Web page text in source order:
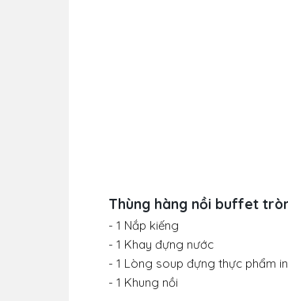
Thùng hàng nồi buffet
- 1 Nắp kiếng
- 1 Khay đựng nước
- 1 Lòng soup đựng thực phẩm
- 1 Khung nồi